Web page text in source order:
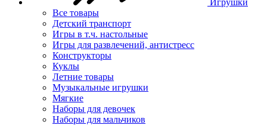
Игрушки
Все товары
Детский транспорт
Игры в т.ч. настольные
Игры для развлечений, антистресс
Конструкторы
Куклы
Летние товары
Музыкальные игрушки
Мягкие
Наборы для девочек
Наборы для мальчиков